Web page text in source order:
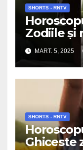
SHORTS - RNTV
Zodiile şi
preferată!
MART. 5, 2025
SHORTS - RNTV
Ghiceste